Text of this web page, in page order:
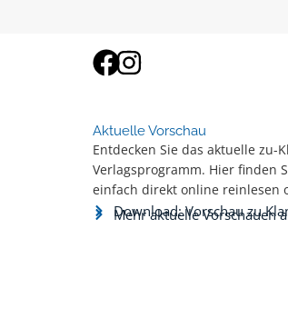
Aktuelle Vorschau
Entdecken Sie das aktuelle zu-
Verlagsprogramm. Hier finden
einfach direkt online reinlesen
Download: Vorschau zu
Mehr aktuelle Vorschauen